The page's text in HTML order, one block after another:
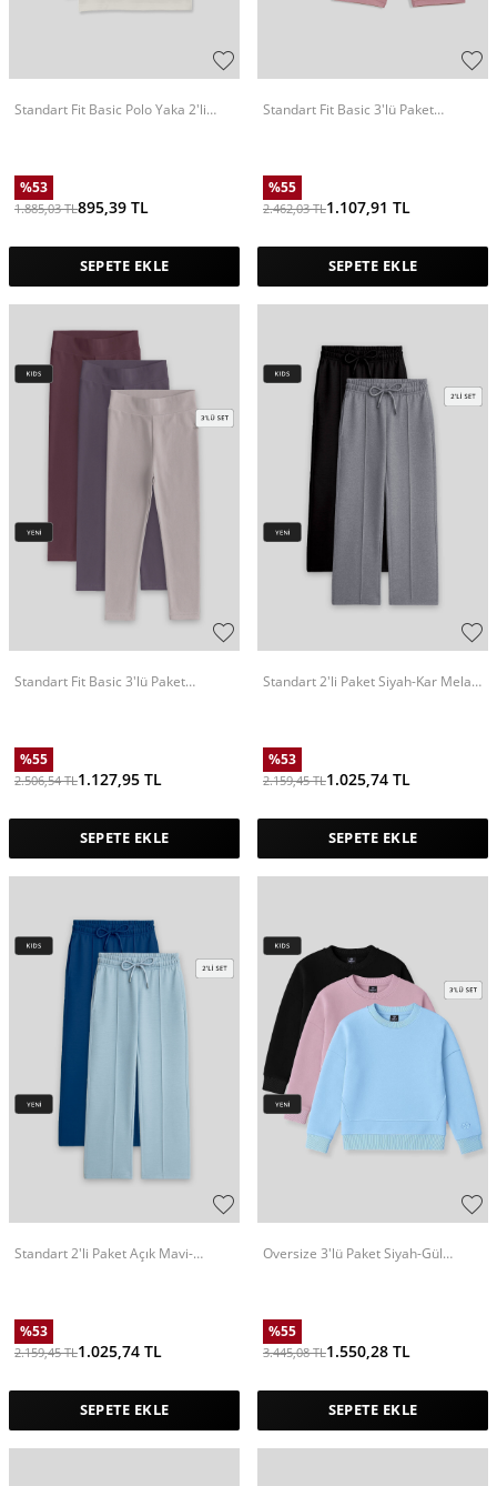
Standart Fit Basic Polo Yaka 2'li
%53
1.885,03TL895,39 TL
SEPETE EKLE
Standart Fit Basic 3'lü Paket
%55
2.462,03TL1.107,91 TL
SEPETE EKLE
Standart Fit Basic 3'lü Paket
%55
2.506,54TL1.127,95 TL
SEPETE EKLE
Standart 2'li Paket Siyah-Kar Melanj
%53
2.159,45TL1.025,74 TL
SEPETE EKLE
Standart 2'li Paket Açık Mavi-
%53
2.159,45TL1.025,74 TL
SEPETE EKLE
Oversize 3'lü Paket Siyah-Gül
%55
3.445,08TL1.550,28 TL
SEPETE EKLE